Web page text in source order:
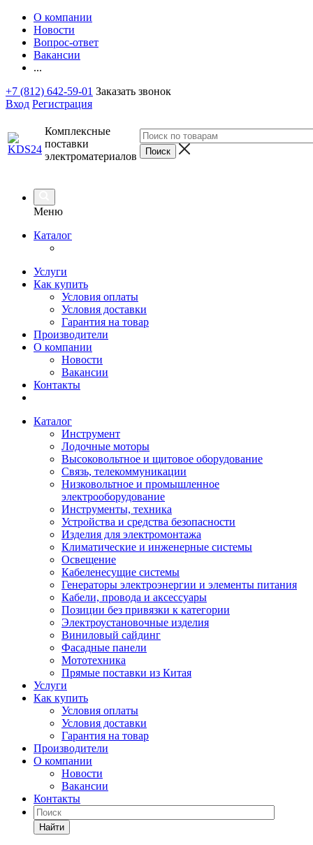
О компании
Новости
Вопрос-ответ
Вакансии
...
+7 (812) 642-59-01 Заказать звонок
Вход Регистрация
Комплексные
поставки
электроматериалов
Меню
Каталог
Услуги
Как купить
Условия оплаты
Условия доставки
Гарантия на товар
Производители
О компании
Новости
Вакансии
Контакты
Каталог
Инструмент
Лодочные моторы
Высоковольтное и щитовое оборудование
Связь, телекоммуникации
Низковольтное и промышленное
электрооборудование
Инструменты, техника
Устройства и средства безопасности
Изделия для электромонтажа
Климатические и инженерные системы
Освещение
Кабеленесущие системы
Генераторы электроэнергии и элементы питания
Кабели, провода и аксессуары
Позиции без привязки к категории
Электроустановочные изделия
Виниловый сайдинг
Фасадные панели
Мототехника
Прямые поставки из Китая
Услуги
Как купить
Условия оплаты
Условия доставки
Гарантия на товар
Производители
О компании
Новости
Вакансии
Контакты
Найти